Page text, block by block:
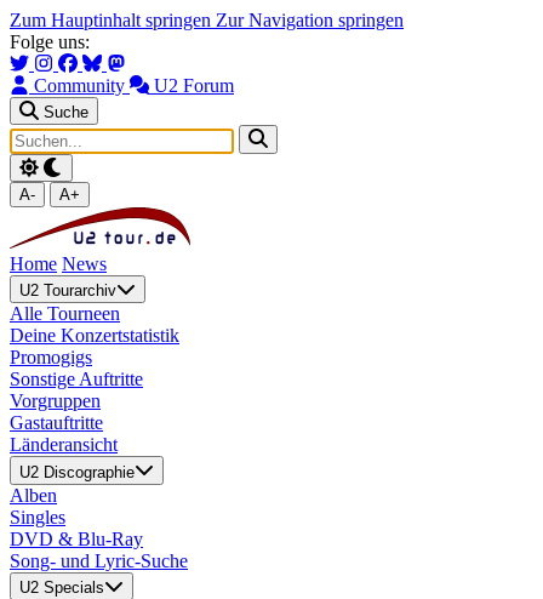
Zum Hauptinhalt springen Zur Navigation springen
Folge uns:
Community U2 Forum
Suche
A- A+
Home News
U2 Tourarchiv
Alle Tourneen
Deine Konzertstatistik
Promogigs
Sonstige Auftritte
Vorgruppen
Gastauftritte
Länderansicht
U2 Discographie
Alben
Singles
DVD & Blu-Ray
Song- und Lyric-Suche
U2 Specials